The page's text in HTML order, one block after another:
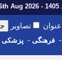
عنوان تصاویر
- فرهنگی - پزشکی